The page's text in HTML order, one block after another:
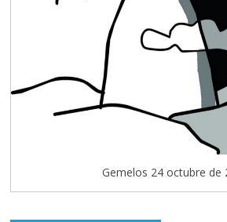
Gemelos 24 octubre de